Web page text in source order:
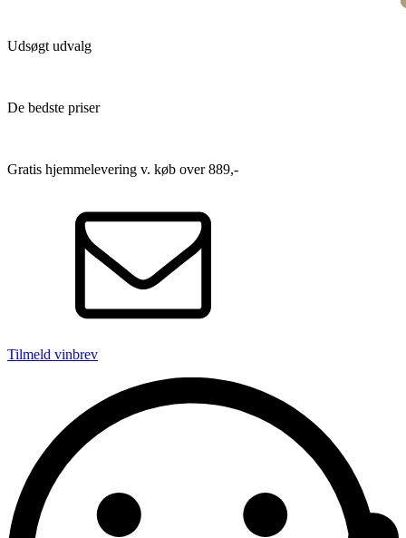
Udsøgt udvalg
De bedste priser
Gratis hjemmelevering v. køb over 889,-
Tilmeld vinbrev